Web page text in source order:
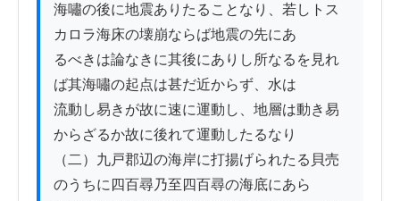
海嘯の後に地震ありたることなり、若しトス
カロラ海床の壊崩ならば地震の先にあ
るべきは論なきに其後にありし所なるを見れ
ば其海嘯の起点は甚だ近からず、水は
流動し易きが故に速に運動し、地層は動き易
からざるか故に後れて運動したるなり
（二）九戸郡辺の海岸に打揚げられたる貝売
のうちに四百尋乃至四百尋の海底にあら